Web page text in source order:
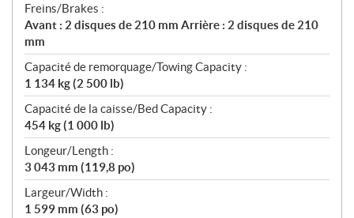
Freins/Brakes :
Avant : 2 disques de 210 mm Arrière : 2 disques de 210
mm
Capacité de remorquage/Towing Capacity :
1 134 kg (2 500 lb)
Capacité de la caisse/Bed Capacity :
454 kg (1 000 lb)
Longeur/Length :
3 043 mm (119,8 po)
Largeur/Width :
1 599 mm (63 po)